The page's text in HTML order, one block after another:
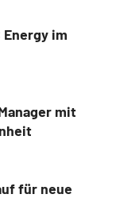
Energy im
mit
für neue